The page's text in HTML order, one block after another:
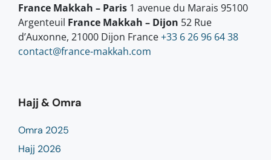
France Makkah – Paris 1 avenue du Marais 95100
Argenteuil France Makkah – Dijon 52 Rue
d’Auxonne, 21000 Dijon France+33 6 26 96 64 38
contact@france-makkah.com
Hajj & Omra
Omra 2025
Hajj 2026